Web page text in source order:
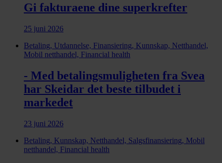
Gi fakturaene dine superkrefter
25 juni 2026
Betaling, Utdannelse, Finansiering, Kunnskap, Netthandel,
Mobil netthandel, Financial health
- Med betalingsmuligheten fra Svea
har Skeidar det beste tilbudet i
markedet
23 juni 2026
Betaling, Kunnskap, Netthandel, Salgsfinansiering, Mobil
netthandel, Financial health